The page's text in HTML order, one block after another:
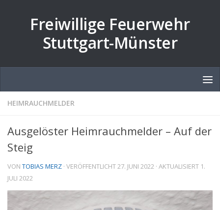
Freiwillige Feuerwehr
Stuttgart-Münster
HEIMRAUCHMELDER
Ausgelöster Heimrauchmelder – Auf der
Steig
VON TOBIAS MERZ · VERÖFFENTLICHT27. JUNI 2022 · AKTUALISIERT 1.
JULI 2022